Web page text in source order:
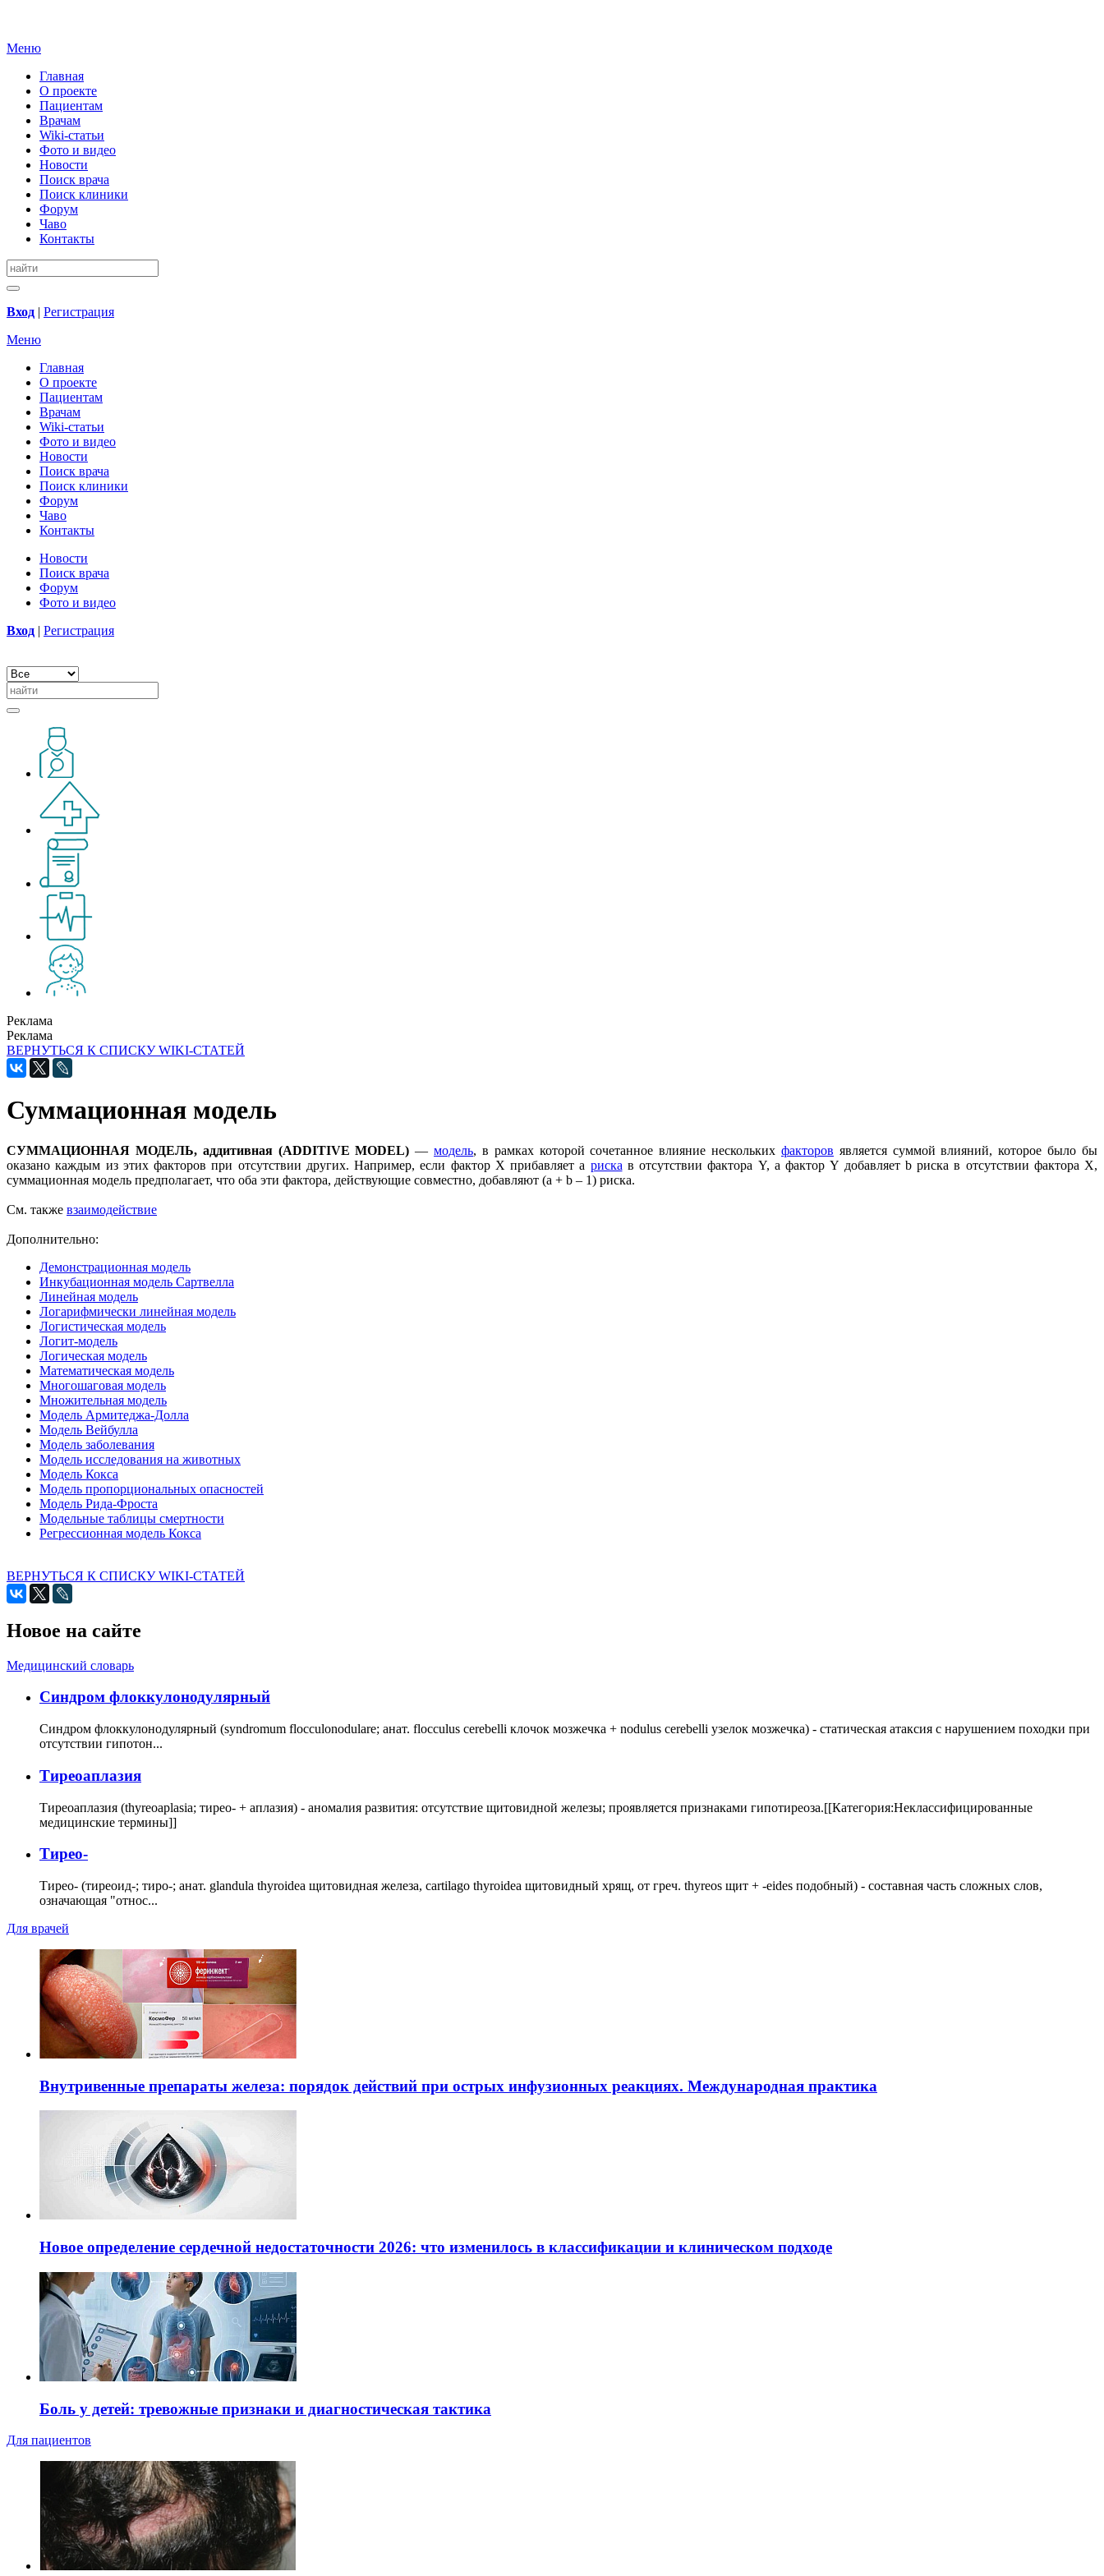
Меню
Главная
О проекте
Пациентам
Врачам
Wiki-статьи
Фото и видео
Новости
Поиск врача
Поиск клиники
Форум
Чаво
Контакты
Вход | Регистрация
Меню
Главная
О проекте
Пациентам
Врачам
Wiki-статьи
Фото и видео
Новости
Поиск врача
Поиск клиники
Форум
Чаво
Контакты
Новости
Поиск врача
Форум
Фото и видео
Вход | Регистрация
Реклама
Реклама
ВЕРНУТЬСЯ К СПИСКУ WIKI-СТАТЕЙ
Суммационная модель
СУММАЦИОННАЯ МОДЕЛЬ, аддитивная (ADDITIVE MODEL) —модель, в рамках которой сочетанное влияние нескольких факторов является суммой влияний, которое было бы
оказано каждым из этих факторов при отсутствии других. Например, если фактор Х прибавляет a риска в отсутствии фактора Y, а фактор Y добавляет b риска в отсутствии фактора X,
суммационная модель предполагает, что оба эти фактора, действующие совместно, добавляют (a + b – 1) риска.
См. также взаимодействие
Дополнительно:
Демонстрационная модель
Инкубационная модель Сартвелла
Линейная модель
Логарифмически линейная модель
Логистическая модель
Логит-модель
Логическая модель
Математическая модель
Многошаговая модель
Множительная модель
Модель Армитеджа-Долла
Модель Вейбулла
Модель заболевания
Модель исследования на животных
Модель Кокса
Модель пропорциональных опасностей
Модель Рида-Фроста
Модельные таблицы смертности
Регрессионная модель Кокса
ВЕРНУТЬСЯ К СПИСКУ WIKI-СТАТЕЙ
Новое на сайте
Медицинский словарь
Cиндром флоккулонодулярный
Синдром флоккулонодулярный (syndromum flocculonodulare; анат. flocculus cerebelli клочок мозжечка + nodulus cerebelli узелок мозжечка) - статическая атаксия с нарушением походки при
отсутствии гипотон...
Тиреоаплазия
Тиреоаплазия (thyreoaplasia; тирео- + аплазия) - аномалия развития: отсутствие щитовидной железы; проявляется признаками гипотиреоза.[[Категория:Неклассифицированные
медицинские термины]]
Тирео-
Тирео- (тиреоид-; тиро-; анат. glandula thyroidea щитовидная железа, cartilago thyroidea щитовидный хрящ, от греч. thyreos щит + -eides подобный) - составная часть сложных слов,
означающая "относ...
Для врачей
Внутривенные препараты железа: порядок действий при острых инфузионных реакциях. Международная практика
Новое определение сердечной недостаточности 2026: что изменилось в классификации и клиническом подходе
Боль у детей: тревожные признаки и диагностическая тактика
Для пациентов